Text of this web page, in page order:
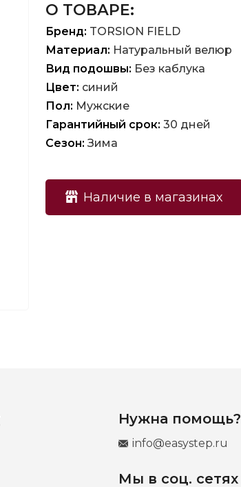
О ТОВАРЕ:
Бренд: TORSION FIELD
Материал: Натуральный велюр
Вид подошвы: Без каблука
Цвет: синий
Пол: Мужские
Гарантийный срок: 30 дней
Сезон: Зима
Наличие в магазинах
Нужна помощь?
info@easystep.ru
Мы в соц. сетях